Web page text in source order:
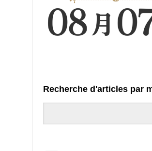
Recherche d'articles par